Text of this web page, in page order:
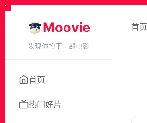
Moovie
发现你的下一部电影
首页
热门好片
首页